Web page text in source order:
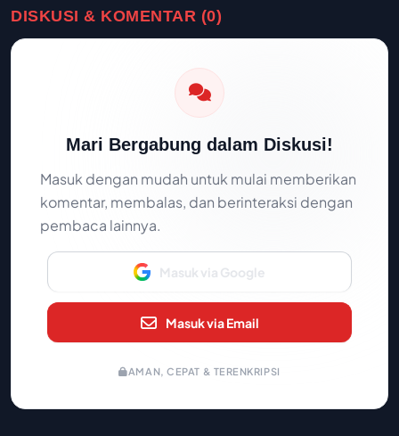
DISKUSI & KOMENTAR (0)
Mari Bergabung dalam Diskusi!
Masuk dengan mudah untuk mulai memberikan
komentar, membalas, dan berinteraksi dengan
pembaca lainnya.
Masuk via Google
Masuk via Email
AMAN, CEPAT & TERENKRIPSI